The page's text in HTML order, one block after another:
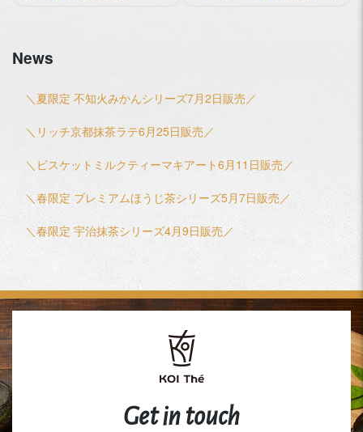
事
リ
ン
News
＼夏限定 不知火みかんシリーズ7月2日販売／
＼リッチ京都抹茶ラテ6月25日販売／
＼ビスケットミルクティーマキアート6月11日販売／
＼春限定 プレミアムほうじ茶シリーズ5月7日販売／
＼春限定 宇治抹茶シリーズ4月9日販売／
Get in touch